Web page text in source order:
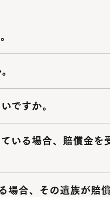
ですか。
いる場合、賠償金を
場合、その遺族が賠